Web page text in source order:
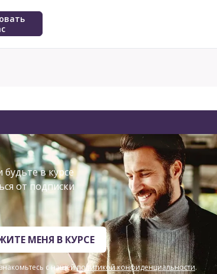
в курсе
от подписки
МЕНЯ В КУРСЕ
с нашейполитикой конфиденциальности.